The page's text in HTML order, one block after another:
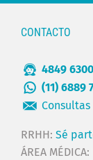
CONTACTO
4849 6300
(11) 6889
Consultas
RRHH: Sé
ÁREA MÉDICA: